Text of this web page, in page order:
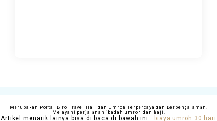
Merupakan Portal Biro Travel Haji dan Umroh Terpercaya dan Berpengalaman.
Melayani perjalanan ibadah umroh dan haji.
Artikel menarik lainya bisa di baca di bawah ini : biaya umroh 30 hari